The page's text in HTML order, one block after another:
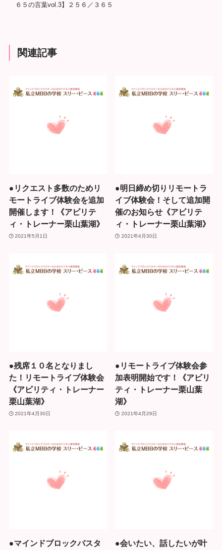
６５の言葉vol.3】２５６／３６５
関連記事
●リクエスト多数のためリ
モートライブ体験会を追加
開催します！《アビリテ
ィ・トレーナー栗山葉湖》
2021年5月1日
●明日締め切りリモートラ
イブ体験会！そして追加開
催のお知らせ《アビリテ
ィ・トレーナー栗山葉湖》
2021年4月30日
●残席１０名となりまし
た！リモートライブ体験会
《アビリティ・トレーナー
栗山葉湖》
2021年4月30日
●リモートライブ体験会参
加表明開始です！《アビリ
ティ・トレーナー栗山葉
湖》
2021年4月29日
●マインドブロックバスタ ●会いたい、話したいが叶